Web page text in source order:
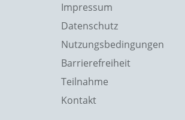
Impressum
Datenschutz
Nutzungsbedingungen
Barrierefreiheit
Teilnahme
Kontakt